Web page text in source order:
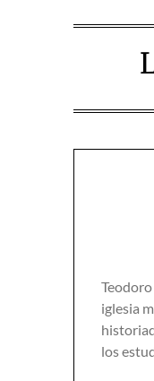
iglesia
los